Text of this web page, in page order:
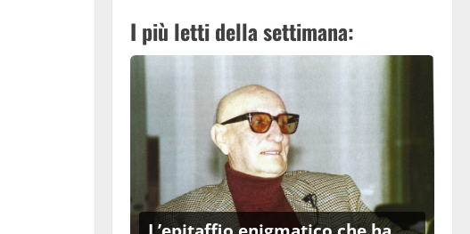
I più letti della settimana: